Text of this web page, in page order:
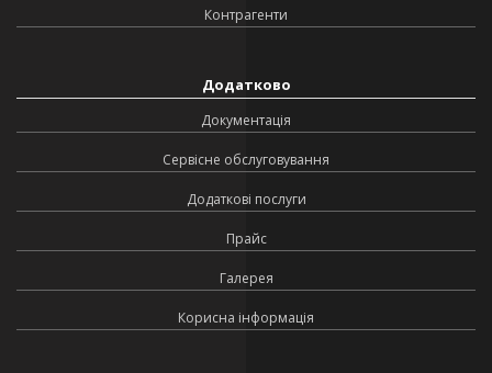
Контрагенти
Додатково
Документація
Сервісне обслуговування
Додаткові послуги
Прайс
Галерея
Корисна інформація